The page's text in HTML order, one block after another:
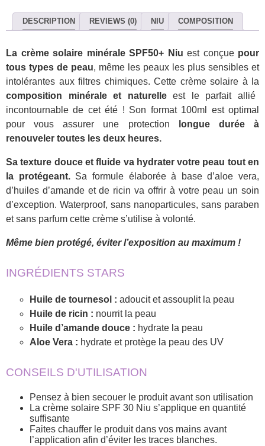
DESCRIPTION REVIEWS (0) NIU COMPOSITION
La crème solaire minérale SPF50+ Niu est conçue pour
tous types de peau, même les peaux les plus sensibles et
intolérantes aux filtres chimiques. Cette crème solaire à la
composition minérale et naturelleest le parfait allié
incontournable de cet été ! Son format 100ml est optimal
pour vous assurer une protection
longue durée à
renouveler toutes les deux heures.
Sa texture douce et fluide va hydrater votre peau tout en
la protégeant.Sa formule élaborée à base d’aloe vera,
d’huiles d’amande et de ricin va offrir à votre peau un soin
d’exception. Waterproof, sans nanoparticules, sans paraben
et sans parfum cette crème s’utilise à volonté.
Même bien protégé, éviter l’exposition au maximum !
INGRÉDIENTS STARS
Huile de tournesol : adoucit et assouplit la peau
Huile de ricin : nourrit la peau
Huile d’amande douce : hydrate la peau
Aloe Vera : hydrate et protège la peau des UV
CONSEILS D'UTILISATION
Pensez à bien secouer le produit avant son utilisation
La crème solaire SPF 30 Niu s’applique en quantité
suffisante
Faites chauffer le produit dans vos mains avant
l’application afin d’éviter les traces blanches.